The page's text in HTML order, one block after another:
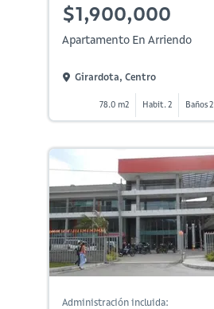
$1,900,000
Apartamento En Arriendo
Girardota, Centro
78.0 m2 Habit. 2 Baños 2
Administración incluida: